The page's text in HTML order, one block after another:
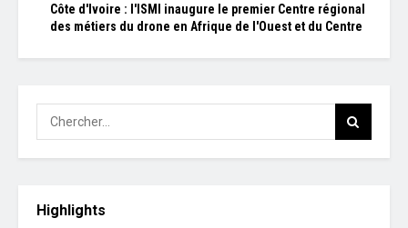
Côte d'Ivoire : l'ISMI inaugure le premier Centre régional
des métiers du drone en Afrique de l'Ouest et du Centre
Highlights